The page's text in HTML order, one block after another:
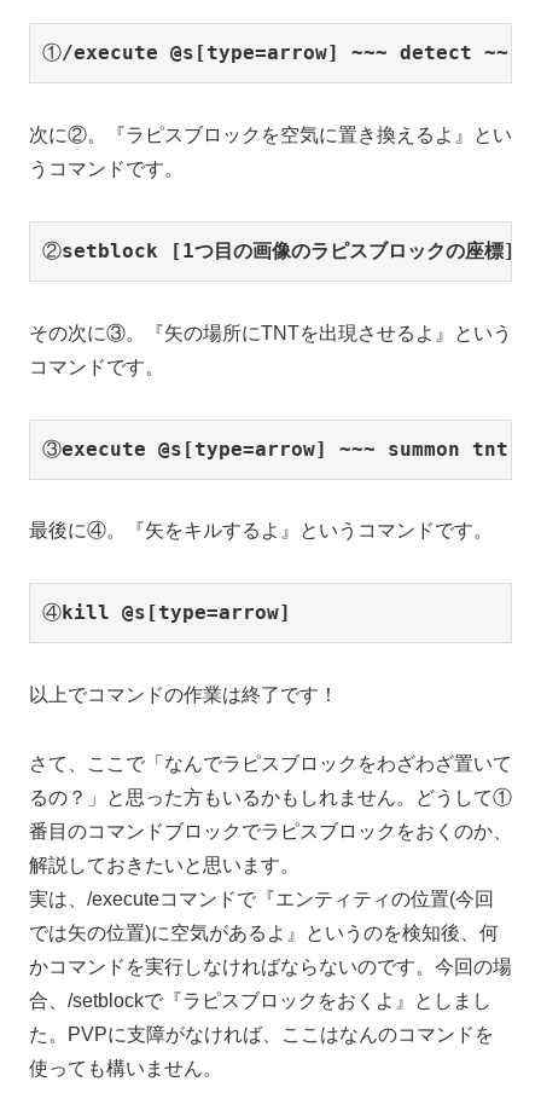
①/execute @s[type=arrow] ~~~ detect ~~-
次に②。『ラピスブロックを空気に置き換えるよ』とい
うコマンドです。
②setblock [1つ目の画像のラピスブロックの座標]
その次に③。『矢の場所にTNTを出現させるよ』という
コマンドです。
③execute @s[type=arrow] ~~~ summon tnt
最後に④。『矢をキルするよ』というコマンドです。
④kill @s[type=arrow]
以上でコマンドの作業は終了です！
さて、ここで「なんでラピスブロックをわざわざ置いて
るの？」と思った方もいるかもしれません。どうして①
番目のコマンドブロックでラピスブロックをおくのか、
解説しておきたいと思います。
実は、/executeコマンドで『エンティティの位置(今回
では矢の位置)に空気があるよ』というのを検知後、何
かコマンドを実行しなければならないのです。今回の場
合、/setblockで『ラピスブロックをおくよ』としまし
た。PVPに支障がなければ、ここはなんのコマンドを
使っても構いません。